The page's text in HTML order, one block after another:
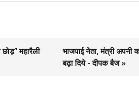
महारैली
भाजपाई नेता, मंत्री
बढ़ा दिये - दीपक बैज »